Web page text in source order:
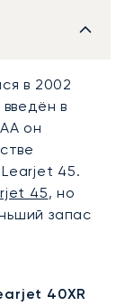
в 2002
в
он
45.
45, но
запас
40XR